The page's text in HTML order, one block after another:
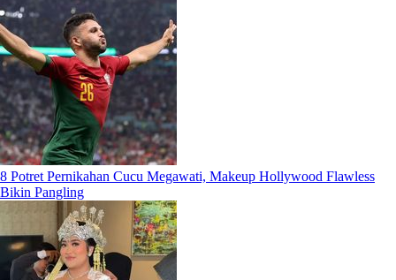
8 Potret Pernikahan Cucu Megawati, Makeup Hollywood Flawless
Bikin Pangling